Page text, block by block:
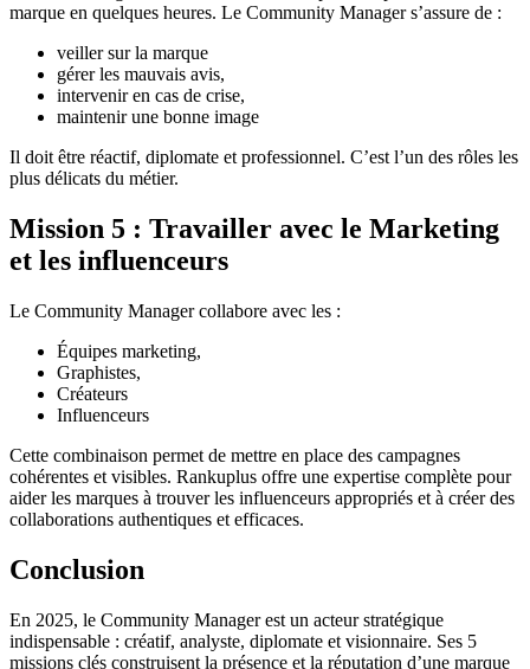
marque en quelques heures. Le Community Manager s’assure de :
veiller sur la marque
gérer les mauvais avis,
intervenir en cas de crise,
maintenir une bonne image
Il doit être réactif, diplomate et professionnel. C’est l’un des rôles les
plus délicats du métier.
Mission 5 : Travailler avec le Marketing
et les influenceurs
Le Community Manager collabore avec les :
Équipes marketing,
Graphistes,
Créateurs
Influenceurs
Cette combinaison permet de mettre en place des campagnes
cohérentes et visibles. Rankuplus offre une expertise complète pour
aider les marques à trouver les influenceurs appropriés et à créer des
collaborations authentiques et efficaces.
Conclusion
En 2025, le Community Manager est un acteur stratégique
indispensable : créatif, analyste, diplomate et visionnaire. Ses 5
missions clés construisent la présence et la réputation d’une marque